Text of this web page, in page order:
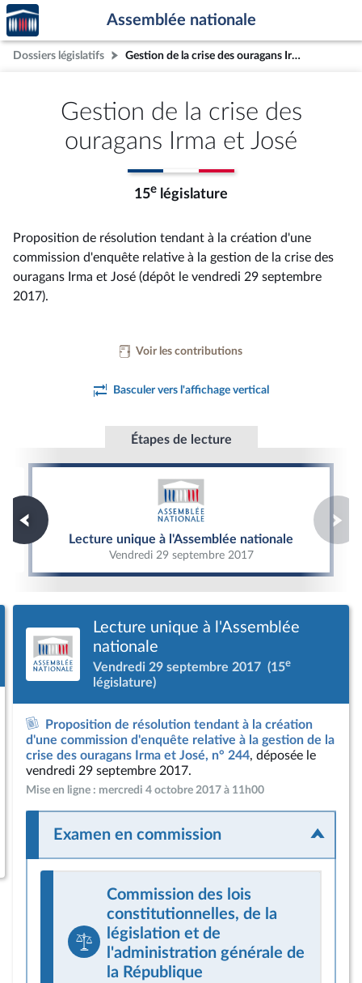
Aller au contenu
Aller en bas de la page
Accèder
à la
page
d'accueil
Assemblée nationale
Dossiers législatifs Gestion de la crise des ouragans Irma et José
Gestion de la crise des
ouragans Irma et José
15e législature
Proposition de résolution tendant à la création d'une
commission d'enquête relative à la gestion de la crise des
ouragans Irma et José (dépôt le vendredi 29 septembre
2017).
Voir les contributions
Basculer vers l'affichage vertical
Étapes de lecture
Lecture unique à l'Assemblée nationale
Vendredi 29 septembre 2017
Lecture unique à l'Assemblée nationale
Lecture unique à l'Assemblée
nationale
Vendredi 29 septembre 2017 (15e
législature)
Proposition de résolution tendant à la création
d'une commission d'enquête relative à la gestion de la
crise des ouragans Irma et José, n° 244, déposée le
vendredi 29 septembre 2017.
Mise en ligne : mercredi 4 octobre 2017 à 11h00
Examen en commission
Commission des lois
constitutionnelles, de la
législation et de
l'administration générale de
la République